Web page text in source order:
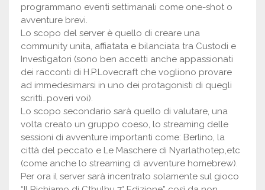
programmano eventi settimanali come one-shot o
avventure brevi.
Lo scopo del server è quello di creare una
community unita, affiatata e bilanciata tra Custodi e
Investigatori (sono ben accetti anche appassionati
dei racconti di H.P.Lovecraft che vogliono provare
ad immedesimarsi in uno dei protagonisti di quegli
scritti…poveri voi).
Lo scopo secondario sarà quello di valutare, una
volta creato un gruppo coeso, lo streaming delle
sessioni di avventure importanti come: Berlino, la
città del peccato e Le Maschere di Nyarlathotep,etc
(come anche lo streaming di avventure homebrew).
Per ora il server sarà incentrato solamente sul gioco